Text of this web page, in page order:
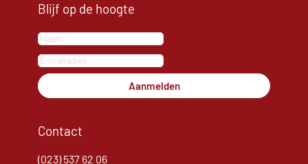
Blijf op de hoogte
Aanmelden
Contact
(023) 537 62 06